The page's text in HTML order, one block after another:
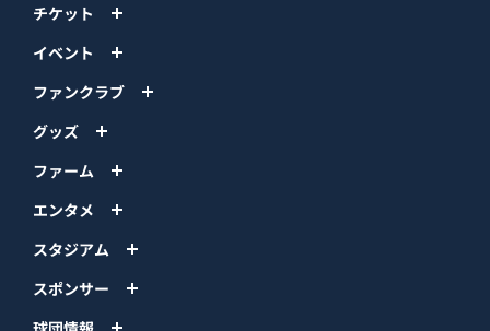
チケット
イベント
ファンクラブ
グッズ
ファーム
エンタメ
スタジアム
スポンサー